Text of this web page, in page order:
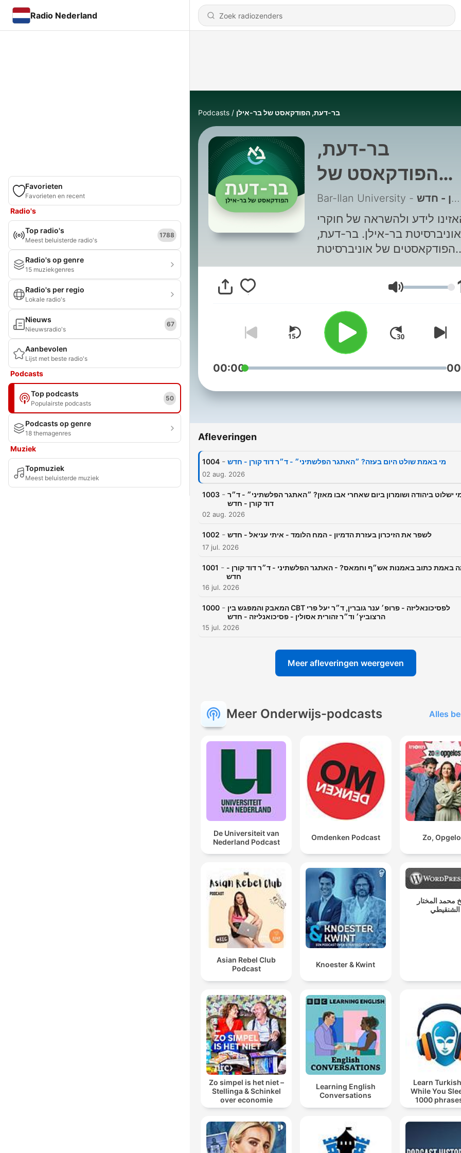
Radio Nederland
Favorieten
Favorieten en recent
Radio's
Top radio's
Meest beluisterde radio's
1788
Radio's op genre
15 muziekgenres
Radio's per regio
Lokale radio's
Nieuws
Nieuwsradio's
67
Aanbevolen
Lijst met beste radio's
Podcasts
Top podcasts
Populairste podcasts
50
Podcasts op genre
18 themagenres
Muziek
Topmuziek
Meest beluisterde muziek
Podcasts בר-דעת, הפודקאסט של בר-אילן
בר-דעת,
הפודקאסט של
בר-אילן
לידע ולהשראה של חוקרי
אוניברסיטת בר-אילן. בר-דעת,
הפודקאסטים של אוניברסיטת
בר-אילן. עקבו אחרינו גם
https://bit.ly/
Volume
00:00
Afleveringen
1004 - מי באמת שולט היום בעזה? ״האתגר הפלשתיני״ - ד״ר דוד קורן - חדש
02 aug. 2026
1003 - ישלוט ביהודה ושומרון ביום שאחרי אבו מאזן? ״האתגר הפלשתיני״ - ד״ר
דוד קורן - חדש
02 aug. 2026
1002 - לשפר את הזיכרון בעזרת הדמיון - המח הלומד - איתי עניאל - חדש
17 jul. 2026
1001 - באמת כתוב באמנות אש״ף וחמאס? - האתגר הפלשתיני - ד״ר דוד קורן -
חדש
16 jul. 2026
1000 - המאבק והמפגש בין CBT לפסיכונאליזה - פרופ׳ ענר גוברין, ד״ר יעל פרי
הרצוביץ׳ וד״ר זהורית אסולין - פסיכואנליזה - חדש
15 jul. 2026
Meer afleveringen weergeven
Meer Onderwijs-podcasts Alles
De Universiteit van
Nederland Podcast
Omdenken Podcast Zo,
Asian Rebel Club
Podcast
Knoester & Kwint
محمد المختار
الشنقيطي
Zo simpel is het niet –
Stellinga & Schinkel
over economie
Learning English
Conversations
Learn
While You
1000
beginners |